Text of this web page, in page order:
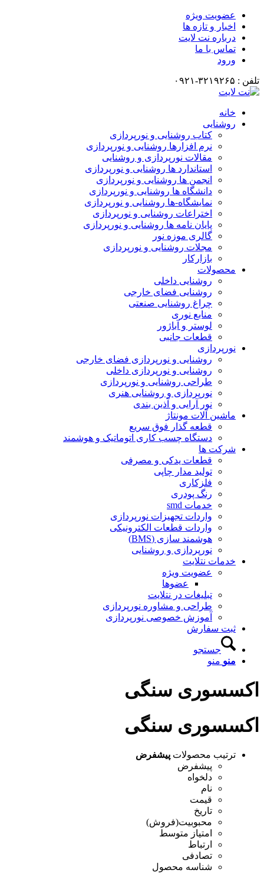
عضویت ویژه
اخبار و تازه ها
درباره نت لایت
تماس با ما
ورود
تلفن : ۳۲۱۹۲۶۵-۰۹۲۱
خانه
روشنایی
کتاب روشنایی و نورپردازی
نرم افزارها روشنایی و نورپردازی
مقالات نورپردازی و روشنایی
استاندارد ها روشنایی و نورپردازی
انجمن ها روشنایی و نورپردازی
دانشگاه ها روشنایی و نورپردازی
نمایشگاه-ها روشنایی و نورپردازی
اختراعات روشنایی و نورپردازی
پایان نامه ها روشنایی و نورپردازی
گالری موزه نور
مجلات روشنایی و نورپردازی
بازارکار
محصولات
روشنایی داخلی
روشنایی فضای خارجی
چراغ روشنایی صنعتی
منابع نوری
لوستر و آباژور
قطعات جانبی
نورپردازی
روشنایی و نورپردازی فضای خارجی
روشنایی و نورپردازی داخلی
طراحی روشنایی و نورپردازی
نورپردازی و روشنایی هنری
نور آرایی و آذین بندی
ماشین آلات مونتاژ
قطعه گذار فوق سریع
دستگاه چسب کاری اتوماتیک و هوشمند
شرکت ها
قطعات یدکی و مصرفی
تولید مدار چاپی
فلزکاری
رنگ پودری
خدمات smd
واردات تجهیزات نورپردازی
واردات قطعات الکترونیکی
هوشمند سازی (BMS)
نورپردازی و روشنایی
خدمات نتلایت
عضویت ویژه
عضوها
تبلیغات در نتلایت
طراحی و مشاوره نورپردازی
آموزش خصوصی نورپردازی
ثبت سفارش
جستجو
منو منو
اکسسوری سنگی
اکسسوری سنگی
ترتیب محصولات پیشفرض
پیشفرض
دلخواه
نام
قیمت
تاریخ
محبوبیت(فروش)
امتیاز متوسط
ارتباط
تصادفی
شناسه محصول